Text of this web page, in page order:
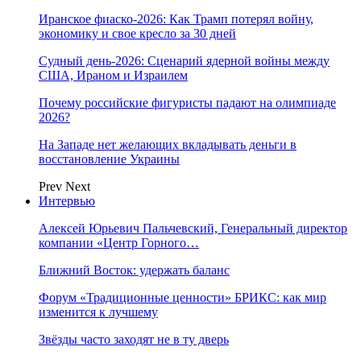
Иранское фиаско-2026: Как Трамп потерял войну,
экономику и свое кресло за 30 дней
Судный день-2026: Сценарий ядерной войны между
США, Ираном и Израилем
Почему российские фигуристы падают на олимпиаде
2026?
На Западе нет желающих вкладывать деньги в
восстановление Украины
Prev Next
Интервью
Алексей Юрьевич Пальчевский, Генеральный директор
компании «Центр Горного…
Ближний Восток: удержать баланс
Форум «Традиционные ценности» БРИКС: как мир
изменится к лучшему
Звёзды часто заходят не в ту дверь